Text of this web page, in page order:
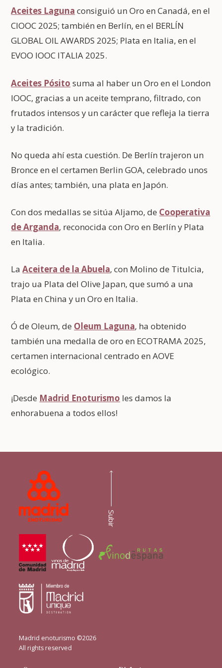
Aceites Laguna consiguió un Oro en Canadá, en el
CIOOC 2025; también en Berlín, en el BERLÍN
GLOBAL OIL AWARDS 2025; Plata en Italia, en el
EVOO IOOC ITALIA 2025.
Aceites Pósito suma al haber un Oro en el London
IOOC, gracias a un aceite temprano, filtrado, con
frutados intensos y un carácter que refleja la tierra
y la tradición.
No queda ahí esta cuestión. De Berlín trajeron un
Bronce en el certamen Berlin GOA, celebrado unos
días antes; también, una plata en Japón.
Con dos medallas se sitúa Aljamo, de Cooperativa
de Arganda, reconocida con Oro en Berlín y Plata
en Italia.
LaAceitera de la Abuela, con Molino de Titulcia,
trajo ua Plata del Olive Japan, que sumó a una
Plata en China y un Oro en Italia.
Ó de Oleum, de Oleum Laguna, ha obtenido
también una medalla de oro en ECOTRAMA 2025,
certamen internacional centrado en AOVE
ecológico.
¡Desde Madrid Enoturismo les damos la
enhorabuena a todos ellos!
Madrid enoturismo ©2026
All rights reserved
Subir